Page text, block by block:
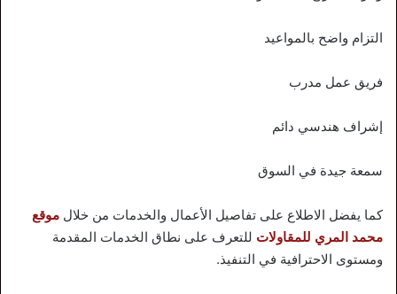
التزام واضح بالمواعيد
فريق عمل مدرب
إشراف هندسي دائم
سمعة جيدة في السوق
كما يفضل الاطلاع على تفاصيل الأعمال والخدمات من خلال موقع
محمد المري للمقاولات للتعرف على نطاق الخدمات المقدمة
ومستوى الاحترافية في التنفيذ.